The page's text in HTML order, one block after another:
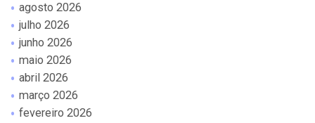
agosto 2026
julho 2026
junho 2026
maio 2026
abril 2026
março 2026
fevereiro 2026